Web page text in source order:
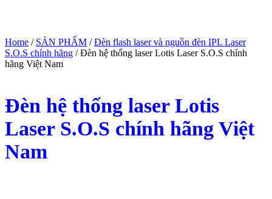
Home / SẢN PHẨM /Đèn flash laser và nguồn đèn IPL Laser
S.O.S chính hãng / Đèn hệ thống laser Lotis Laser S.O.S chính
hãng Việt Nam
Đèn hệ thống laser Lotis
Laser S.O.S chính hãng Việt
Nam